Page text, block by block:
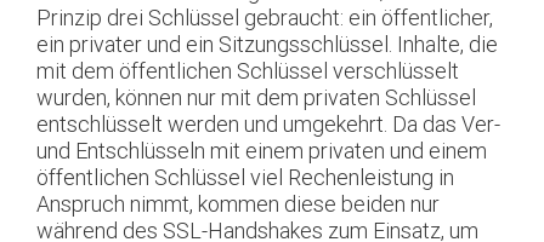
Prinzip drei Schlüssel gebraucht: ein öffentlicher,
ein privater und ein Sitzungsschlüssel. Inhalte, die
mit dem öffentlichen Schlüssel verschlüsselt
wurden, können nur mit dem privaten Schlüssel
entschlüsselt werden und umgekehrt. Da das Ver-
und Entschlüsseln mit einem privaten und einem
öffentlichen Schlüssel viel Rechenleistung in
Anspruch nimmt, kommen diese beiden nur
während des SSL-Handshakes zum Einsatz, um